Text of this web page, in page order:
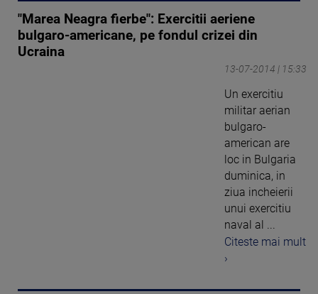
"Marea Neagra fierbe": Exercitii aeriene
bulgaro-americane, pe fondul crizei din
Ucraina
13-07-2014 | 15:33
Un exercitiu
militar aerian
bulgaro-
american are
loc in Bulgaria
duminica, in
ziua incheierii
unui exercitiu
naval al ...
Citeste mai mult
›